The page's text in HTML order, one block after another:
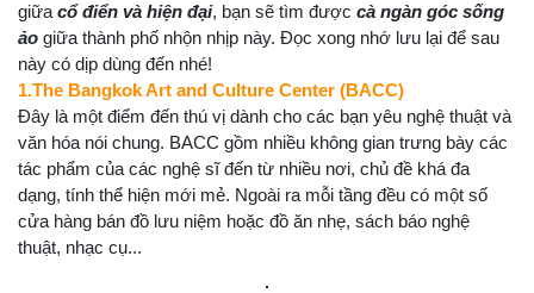
giữa cổ điển và hiện đại, bạn sẽ tìm được cà ngàn góc sống
ảo giữa thành phố nhộn nhịp này. Đọc xong nhớ lưu lại để sau
này có dịp dùng đến nhé!
1.The Bangkok Art and Culture Center (BACC)
Đây là một điểm đến thú vị dành cho các bạn yêu nghệ thuật và
văn hóa nói chung. BACC gồm nhiều không gian trưng bày các
tác phẩm của các nghệ sĩ đến từ nhiều nơi, chủ đề khá đa
dạng, tính thể hiện mới mẻ. Ngoài ra mỗi tầng đều có một số
cửa hàng bán đồ lưu niệm hoặc đồ ăn nhẹ, sách báo nghệ
thuật, nhạc cụ...